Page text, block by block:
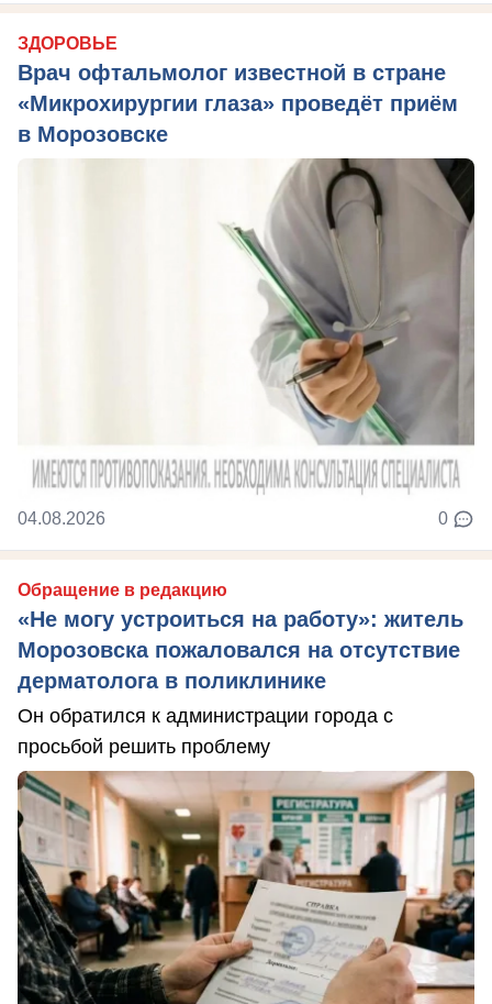
ЗДОРОВЬЕ
Врач офтальмолог известной в стране
«Микрохирургии глаза» проведёт приём
в Морозовске
04.08.2026 0
Обращение в редакцию
«Не могу устроиться на работу»: житель
Морозовска пожаловался на отсутствие
дерматолога в поликлинике
Он обратился к администрации города с
просьбой решить проблему